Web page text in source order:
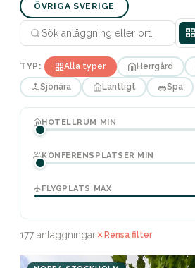
ÖVRIGA SVERIGE
TYP: Alla typer Herrgård
Sjönära Lantligt Spa
HOTELLRUM MIN
KONFERENSPLATSER MIN
FLYGPLATS MAX
177 anläggningar Rensa filter